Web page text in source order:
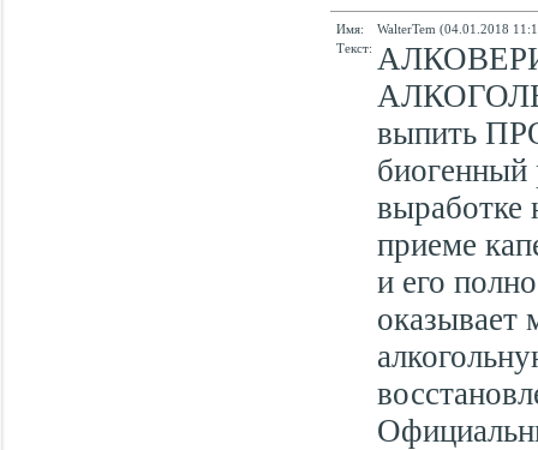
Имя:
WalterTem (04.01.2018
Текст:
выпить
биогенный
выработке
приеме
и его
оказывает